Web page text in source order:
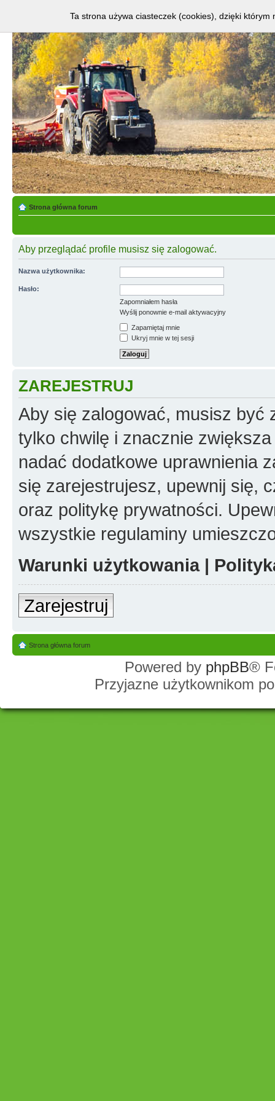
Strona główna forum
Aby przeglądać profile musisz się zalogować.
Nazwa użytkownika:
Hasło:
Zapomniałem hasła
Wyślij ponownie e-mail aktywacyjny
Zapamiętaj mnie
Ukryj mnie w tej sesji
ZAREJESTRUJ
Aby się zalogować, musisz być
tylko chwilę i znacznie
nadać dodatkowe uprawnienia
się zarejestrujesz, upewnij się,
oraz politykę prywatności.
wszystkie regulaminy
Warunki użytkowania|
Zarejestruj
Strona główna forum
Powered by phpBB®
Przyjazne użytkownikom
Ta strona używa ciasteczek (cookies), dzięki którym